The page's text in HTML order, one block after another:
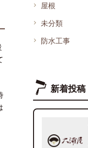
屋根
未分類
防水工事
新着投稿